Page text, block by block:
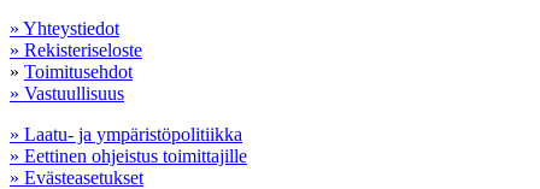
» Yhteystiedot
» Rekisteriseloste
» Toimitusehdot
» Vastuullisuus
» Laatu- ja ympäristöpolitiikka
» Eettinen ohjeistus toimittajille
» Evästeasetukset